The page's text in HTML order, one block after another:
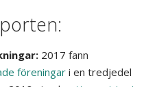
2017 fann
föreningar i en tredjedel